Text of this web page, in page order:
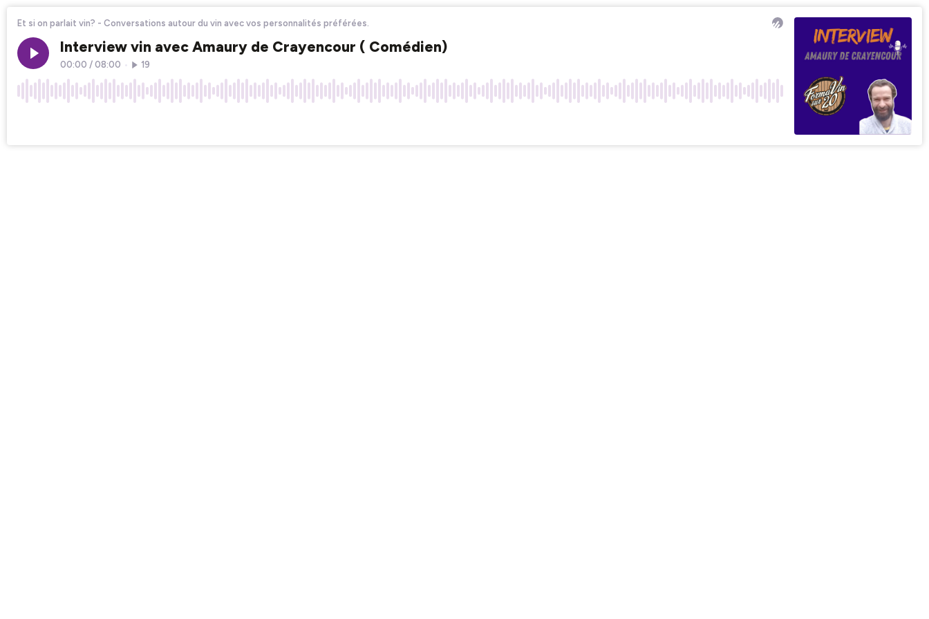
Et si on parlait vin? - Conversations autour du vin avec vos personnalités préférées.
Interview vin avec Amaury de Crayencour ( Comédien)
00:00 /08:00 19